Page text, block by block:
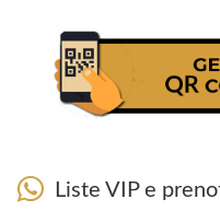
Liste VIP e